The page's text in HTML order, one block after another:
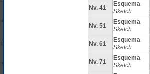
Nv. 41
Esquema
Sketch
Nv. 51
Esquema
Sketch
Nv. 61
Esquema
Sketch
Nv. 71
Esquema
Sketch